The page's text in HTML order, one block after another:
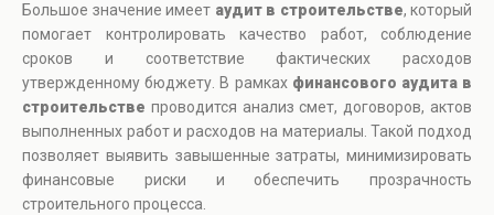
Большое значение имеет аудит в строительстве, который
помогает контролировать качество работ, соблюдение
сроков и соответствие фактических расходов
утвержденному бюджету. В рамках финансового аудита в
строительстве проводится анализ смет, договоров, актов
выполненных работ и расходов на материалы. Такой подход
позволяет выявить завышенные затраты, минимизировать
финансовые риски и обеспечить прозрачность
строительного процесса.